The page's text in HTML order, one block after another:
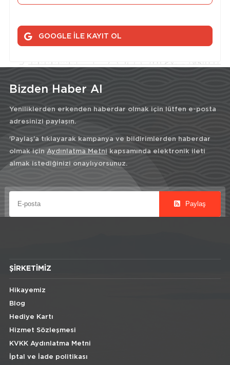
GOOGLE İLE KAYIT OL
Bizden Haber Al
Yeniliklerden erkenden haberdar olmak için lütfen e-posta
adresinizi paylaşın.
'Paylaş'a tıklayarak kampanya ve bildirimlerden haberdar
olmak için Aydınlatma Metni kapsamında elektronik ileti
almak istediğinizi onaylıyorsunuz.
Paylaş
ŞIRKETIMIZ
Hikayemiz
Blog
Hediye Kartı
Hizmet Sözleşmesi
KVKK Aydınlatma Metni
İptal ve İade politikası